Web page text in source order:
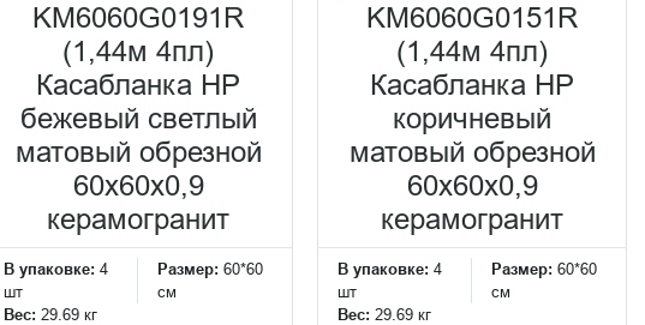
KM6060G0191R
(1,44м 4пл)
Касабланка HP
бежевый светлый
матовый обрезной
60x60x0,9
керамогранит
В упаковке: 4
шт
Размер: 60*60
см
Вес: 29.69 кг
KM6060G0151R
(1,44м 4пл)
Касабланка HP
коричневый
матовый обрезной
60x60x0,9
керамогранит
В упаковке: 4
шт
Размер: 60*60
см
Вес: 29.69 кг